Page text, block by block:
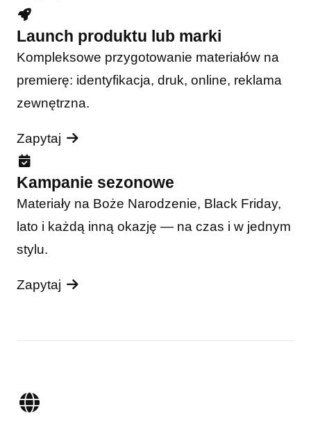
Launch produktu lub marki
Kompleksowe przygotowanie materiałów na
premierę: identyfikacja, druk, online, reklama
zewnętrzna.
Zapytaj
Kampanie sezonowe
Materiały na Boże Narodzenie, Black Friday,
lato i każdą inną okazję — na czas i w jednym
stylu.
Zapytaj